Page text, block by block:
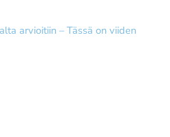
arvioitiin – Tässä on viiden